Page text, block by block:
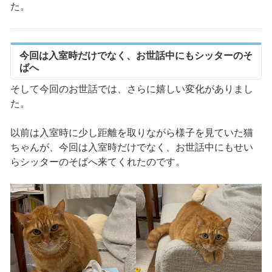
た。
今回は入室時だけでなく、お世話中にもシッターのそ
ばへ
そして今回のお世話では、さらに嬉しい変化がありまし
た。
以前は入室時に少し距離を取りながら様子を見ていた猫
ちゃんが、今回は入室時だけでなく、お世話中にもせい
らシッターのそばへ来てくれたのです。